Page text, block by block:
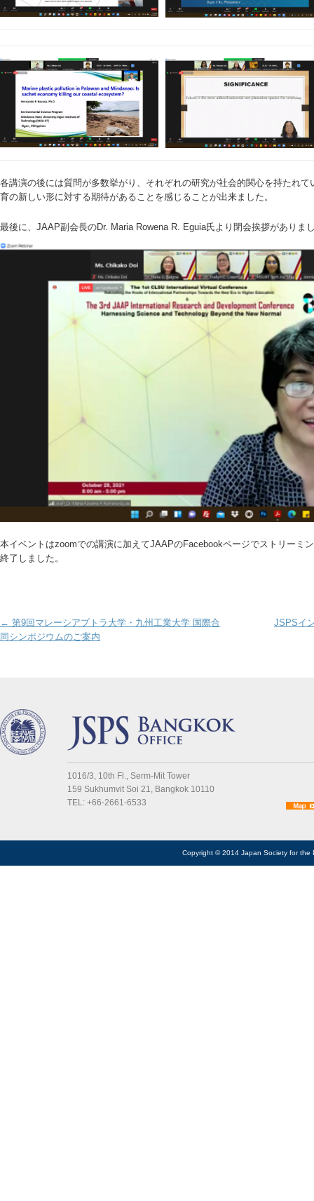
各講演の後には質問が多数挙がり、それぞれの研究が社会的関心を持たれ
育の新しい形に対する期待があることを感じることが出来ました。
最後に、JAAP副会長のDr. Maria Rowena R. Eguia氏より閉会挨拶がありま
本イベントはzoomでの講演に加えてJAAPのFacebookページでストリーミ
終了しました。
Post navigation
← 第9回マレーシアプトラ大学・九州工業大学 国際合
同シンポジウムのご案内
JSPSイ
1016/3, 10th Fl., Serm-Mit Tower
159 Sukhumvit Soi 21, Bangkok 10110
TEL: +66-2661-6533
Copyright © 2014 Japan Society for the